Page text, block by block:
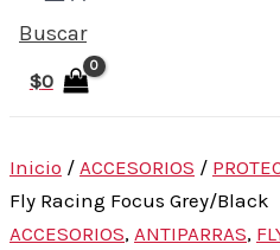
Buscar
$0
Inicio / ACCESORIOS /
Fly Racing Focus Grey/Black
ACCESORIOS, ANTIPARRAS,